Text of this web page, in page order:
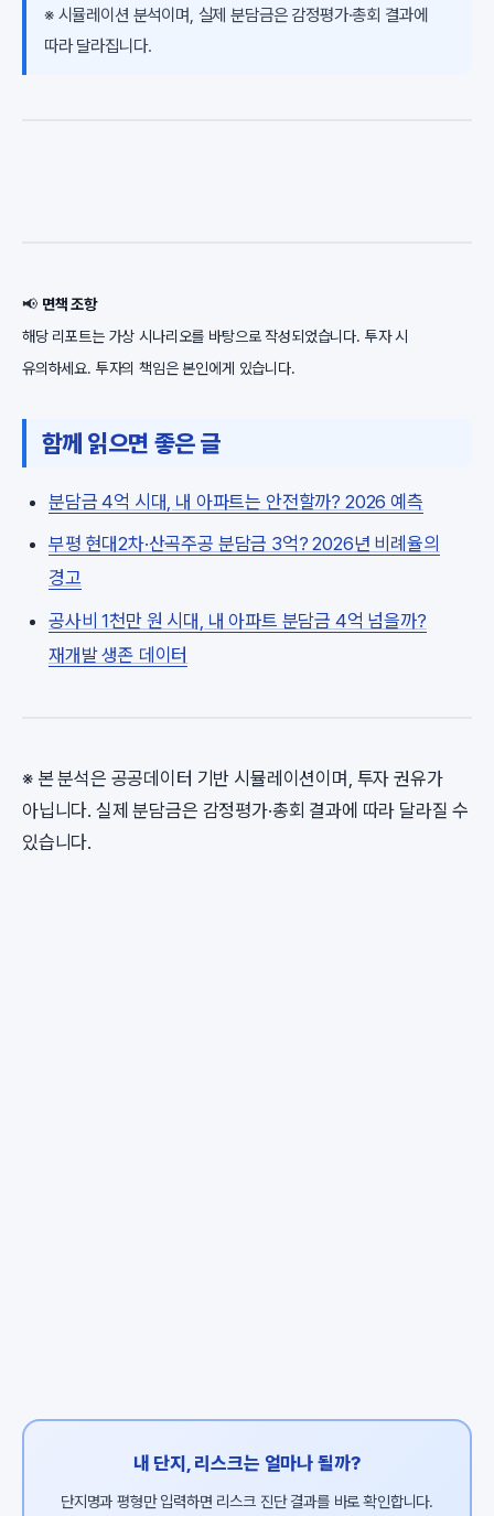
※ 시뮬레이션 분석이며, 실제 분담금은 감정평가·총회 결과에
따라 달라집니다.
📢 면책 조항
해당 리포트는 가상 시나리오를 바탕으로 작성되었습니다. 투자 시
유의하세요. 투자의 책임은 본인에게 있습니다.
함께 읽으면 좋은 글
분담금 4억 시대, 내 아파트는 안전할까? 2026 예측
부평 현대2차·산곡주공 분담금 3억? 2026년 비례율의
경고
공사비 1천만 원 시대, 내 아파트 분담금 4억 넘을까?
재개발 생존 데이터
※ 본 분석은 공공데이터 기반 시뮬레이션이며, 투자 권유가
아닙니다. 실제 분담금은 감정평가·총회 결과에 따라 달라질 수
있습니다.
내 단지, 리스크는 얼마나 될까?
단지명과 평형만 입력하면 리스크 진단 결과를 바로 확인합니다.